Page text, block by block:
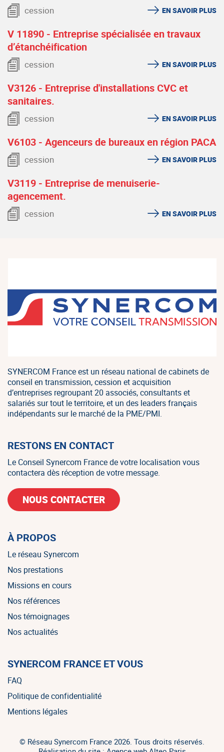
cession EN SAVOIR PLUS
V 11890 - Entreprise spécialisée en travaux
d’étanchéification
cession EN SAVOIR PLUS
V3126 - Entreprise d'installations CVC et
sanitaires.
cession EN SAVOIR PLUS
V6103 - Agenceurs de bureaux en région PACA
cession EN SAVOIR PLUS
V3119 - Entreprise de menuiserie-
agencement.
cession EN SAVOIR PLUS
SYNERCOM France est un réseau national de cabinets de
conseil en transmission, cession et acquisition
d’entreprises regroupant 20 associés, consultants et
salariés sur tout le territoire, et un des leaders français
indépendants sur le marché de la PME/PMI.
RESTONS EN CONTACT
Le Conseil Synercom France de votre localisation vous
contactera dès réception de votre message.
NOUS CONTACTER
À PROPOS
Le réseau Synercom
Nos prestations
Missions en cours
Nos références
Nos témoignages
Nos actualités
SYNERCOM FRANCE ET VOUS
FAQ
Politique de confidentialité
Mentions légales
© Réseau Synercom France 2026. Tous droits réservés.